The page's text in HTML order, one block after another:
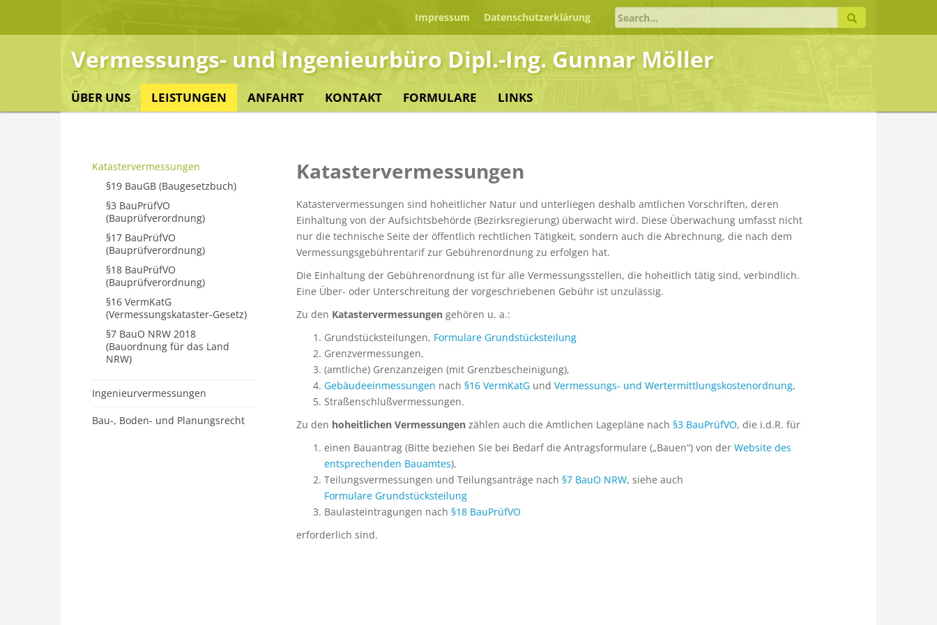
i
Impressum Datenschutzerklärung
Search
for:
Vermessungs- und Ingenieurbüro Dipl.-Ing. Gunnar Möller
ÜBER UNS LEISTUNGEN ANFAHRT KONTAKT FORMULARE LINKS
Katastervermessungen
Katastervermessungen sind hoheitlicher Natur und unterliegen deshalb amtlichen Vorschriften, deren
Einhaltung von der Aufsichtsbehörde (Bezirksregierung) überwacht wird. Diese Überwachung umfasst nicht
nur die technische Seite der öffentlich rechtlichen Tätigkeit, sondern auch die Abrechnung, die nach dem
Vermessungsgebührentarif zur Gebührenordnung zu erfolgen hat.
Die Einhaltung der Gebührenordnung ist für alle Vermessungsstellen, die hoheitlich tätig sind, verbindlich.
Eine Über- oder Unterschreitung der vorgeschriebenen Gebühr ist unzulässig.
Zu den Katastervermessungengehören u. a.:
Grundstücksteilungen, Formulare Grundstücksteilung
Grenzvermessungen,
(amtliche) Grenzanzeigen (mit Grenzbescheinigung),
Gebäudeeinmessungen nach §16 VermKatGund Vermessungs- und Wertermittlungskostenordnung,
Straßenschlußvermessungen.
Zu den hoheitlichen Vermessungenzählen auch die Amtlichen Lagepläne nach §3 BauPrüfVO, die i.d.R. für
einen Bauantrag (Bitte beziehen Sie bei Bedarf die Antragsformulare („Bauen“) von der Website des
entsprechenden Bauamtes),
Teilungsvermessungen und Teilungsanträge nach §7 BauO NRW, siehe auch
Formulare Grundstücksteilung
Baulasteintragungen nach §18 BauPrüfVO
erforderlich sind.
Katastervermessungen
§19 BauGB (Baugesetzbuch)
§3 BauPrüfVO
(Bauprüfverordnung)
§17 BauPrüfVO
(Bauprüfverordnung)
§18 BauPrüfVO
(Bauprüfverordnung)
§16 VermKatG
(Vermessungskataster-Gesetz)
§7 BauO NRW 2018
(Bauordnung für das Land
NRW)
Ingenieurvermessungen
Bau-, Boden- und Planungsrecht